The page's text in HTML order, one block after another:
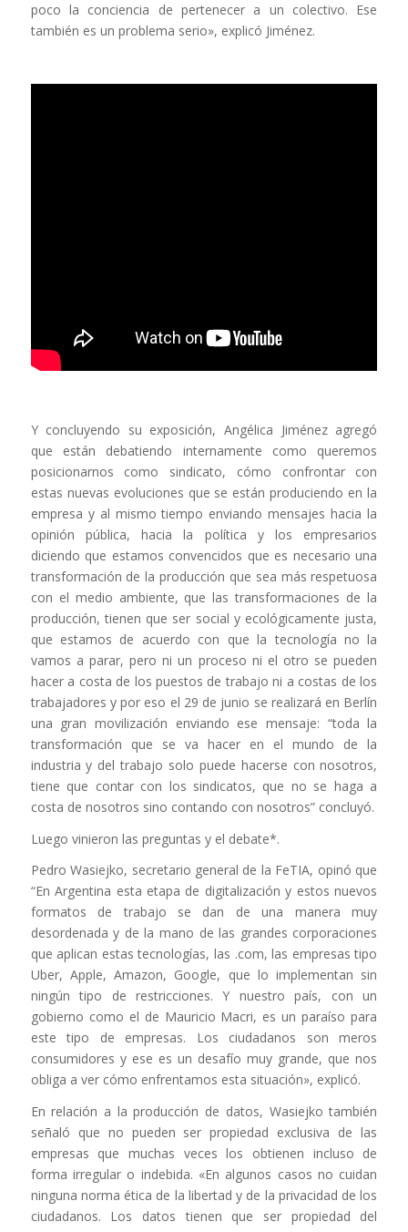
poco la conciencia de pertenecer a un colectivo. Ese
también es un problema serio», explicó Jiménez.
Y concluyendo su exposición, Angélica Jiménez agregó
que están debatiendo internamente como queremos
posicionarnos como sindicato, cómo confrontar con
estas nuevas evoluciones que se están produciendo en la
empresa y al mismo tiempo enviando mensajes hacia la
opinión pública, hacia la política y los empresarios
diciendo que estamos convencidos que es necesario una
transformación de la producción que sea más respetuosa
con el medio ambiente, que las transformaciones de la
producción, tienen que ser social y ecológicamente justa,
que estamos de acuerdo con que la tecnología no la
vamos a parar, pero ni un proceso ni el otro se pueden
hacer a costa de los puestos de trabajo ni a costas de los
trabajadores y por eso el 29 de junio se realizará en Berlín
una gran movilización enviando ese mensaje: “toda la
transformación que se va hacer en el mundo de la
industria y del trabajo solo puede hacerse con nosotros,
tiene que contar con los sindicatos, que no se haga a
costa de nosotros sino contando con nosotros” concluyó.
Luego vinieron las preguntas y el debate*.
Pedro Wasiejko, secretario general de la FeTIA, opinó que
“En Argentina esta etapa de digitalización y estos nuevos
formatos de trabajo se dan de una manera muy
desordenada y de la mano de las grandes corporaciones
que aplican estas tecnologías, las .com, las empresas tipo
Uber, Apple, Amazon, Google, que lo implementan sin
ningún tipo de restricciones. Y nuestro país, con un
gobierno como el de Mauricio Macri, es un paraíso para
este tipo de empresas. Los ciudadanos son meros
consumidores y ese es un desafío muy grande, que nos
obliga a ver cómo enfrentamos esta situación», explicó.
En relación a la producción de datos, Wasiejko también
señaló que no pueden ser propiedad exclusiva de las
empresas que muchas veces los obtienen incluso de
forma irregular o indebida. «En algunos casos no cuidan
ninguna norma ética de la libertad y de la privacidad de los
ciudadanos. Los datos tienen que ser propiedad del